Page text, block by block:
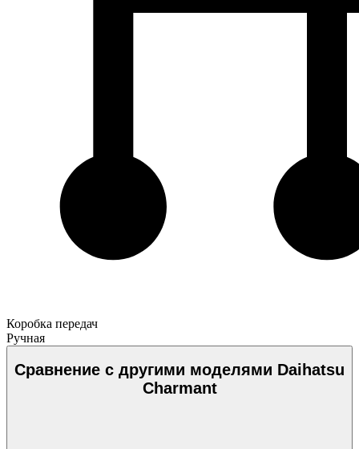
Коробка передач
Ручная
Сравнение с другими моделями Daihatsu
Charmant